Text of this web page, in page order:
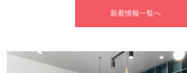
新着情報一覧へ